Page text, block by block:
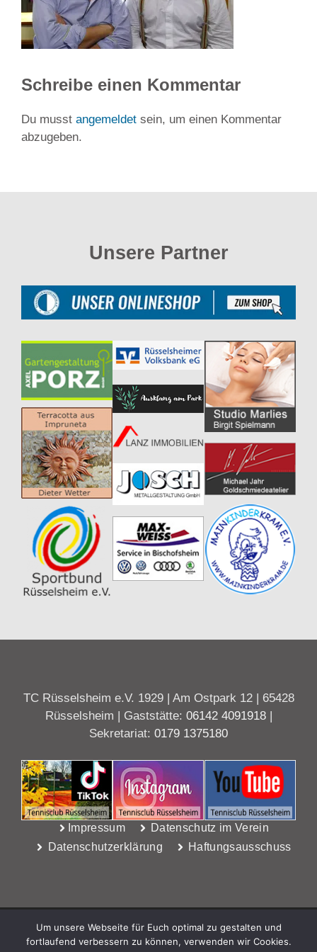
Schreibe einen Kommentar
Du musst angemeldet sein, um einen Kommentar
abzugeben.
Unsere Partner
TC Rüsselsheim e.V. 1929 | Am Ostpark 12 | 65428
Rüsselsheim | Gaststätte: 06142 4091918|
Sekretariat: 0179 1375180
Impressum
Datenschutz im Verein
Datenschutzerklärung
Haftungsausschuss
Um unsere Webseite für Euch optimal zu gestalten und
fortlaufend verbessern zu können, verwenden wir Cookies.